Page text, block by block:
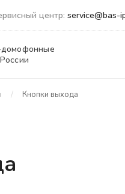
центр: service@bas-
Кнопки выхода